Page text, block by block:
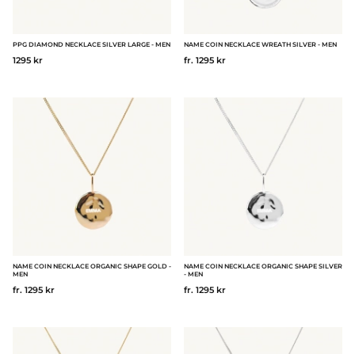
PPG DIAMOND NECKLACE SILVER LARGE - MEN
1295 kr
NAME COIN NECKLACE WREATH SILVER - MEN
fr. 1295 kr
NAME COIN NECKLACE ORGANIC SHAPE GOLD -
MEN
fr. 1295 kr
NAME COIN NECKLACE ORGANIC SHAPE SILVER
- MEN
fr. 1295 kr